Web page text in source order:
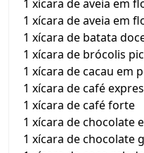
1 xícara de aveia em
1 xícara de aveia em
1 xícara de batata
1 xícara de brócolis
1 xícara de cacau em
1 xícara de café
1 xícara de café forte
1 xícara de chocolate
1 xícara de chocolate